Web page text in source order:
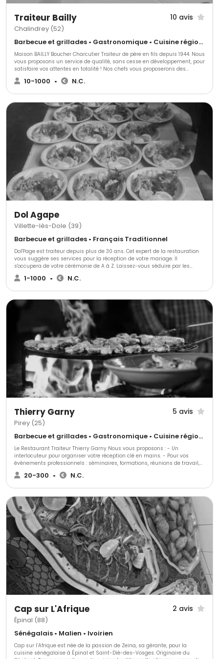
Traiteur Bailly 10 avis
Chalindrey (52)
Barbecue et grillades • Gastronomique • Cuisine régionale
Maison BAILLY Boucher Charcutier Traiteur de père en fils depuis 1944. Nous
vous proposons un service de qualité, sans cesse en développement, pour
satisfaire vos attentes en totalité ! Nos chefs vous proposerons des
menus ou pourront également créer votre menu dans sa totalité!
10-1000 • N.C.
Dol Agape
Villette-lès-Dole (39)
Barbecue et grillades • Français Traditionnel
Dol'Page est traiteur depuis plus de 30 ans. Cet expert de la restauration
vous suggère ses services pour la réception de votre mariage. Il
s'occupera de votre cérémonie de A à Z. Laissez-vous séduire par les
produits de bonne qualité que composeront votre repas. Dol'Page assiste
à d'autres événements tels que : les repas de famille, d'anniversaires, des
devis gratuit.
1-1000 • N.C.
Thierry Garny 5 avis
Pirey (25)
Barbecue et grillades • Gastronomique • Cuisine régionale
Le Restaurant Traiteur Thierry Garny Nous vous proposons : - Un
interlocuteur pour organiser votre réception clé en mains. - Pour vos
événements professionnels : séminaires, formations, réunions de travail,
repas d’entreprise, fêtes de fin d’année…) ou privés : anniversaire, mariage,
baptême, réunion de famille… - Une gastronomie adaptée à vos besoins
20-300 • N.C.
Cap sur L'Afrique 2 avis
Épinal (88)
Sénégalais • Malien • Ivoirien
Cap sur l’Afrique est née de la passion de Zeina, sa gérante, pour la
cuisine sénégalaise à Épinal et Saint-Dié-des-Vosges. Originaire du